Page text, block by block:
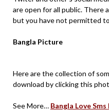
are open for all public. There
but you have not permitted
Bangla Picture
Here are the collection of
download by clicking this
See More… Bangla Love